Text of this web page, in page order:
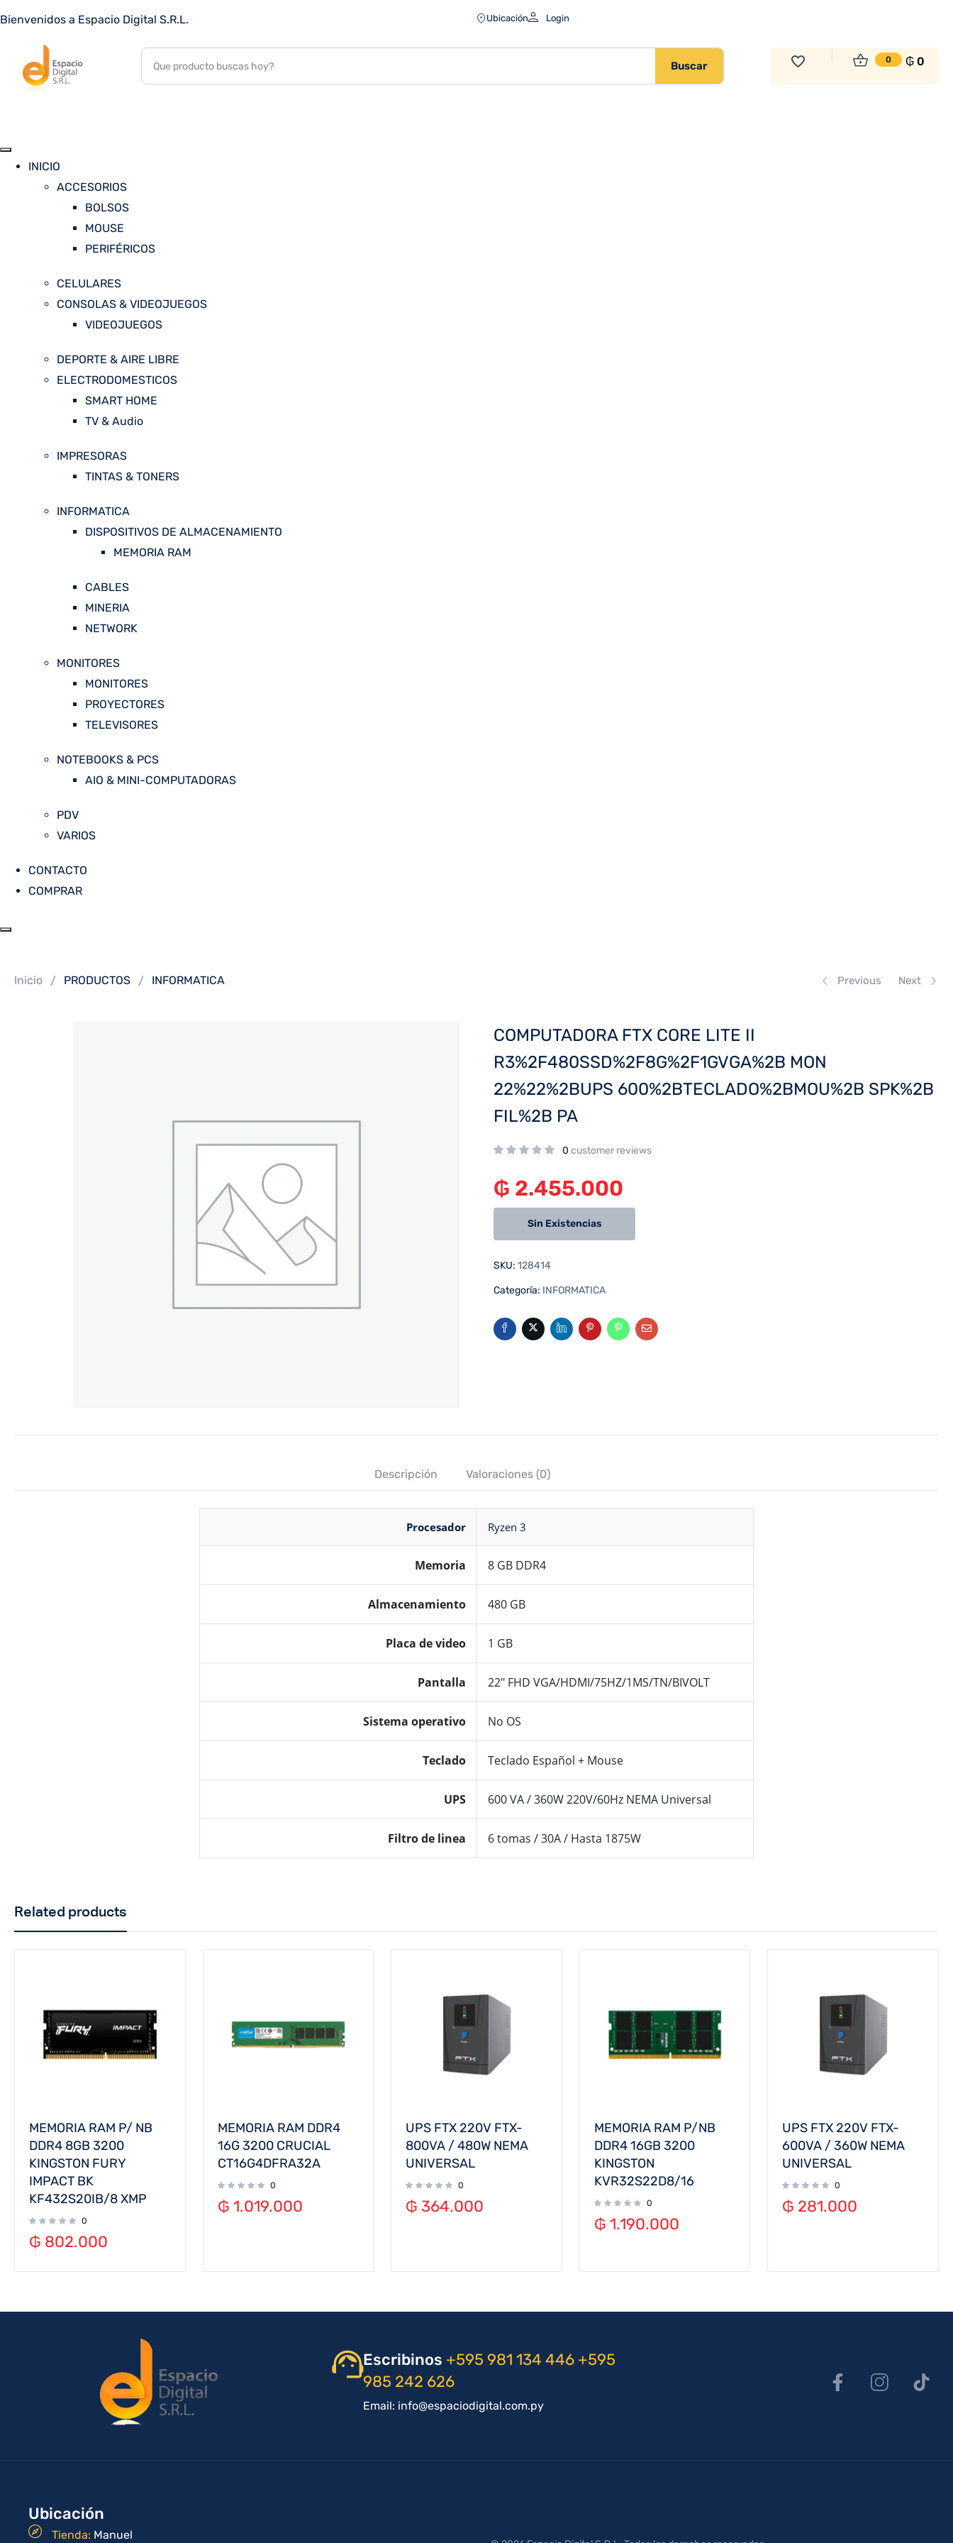
Bienvenidos a Espacio Digital S.R.L. Ubicación Login
Buscar
0 ₲0
INICIO
ACCESORIOS
BOLSOS
MOUSE
PERIFÉRICOS
CELULARES
CONSOLAS & VIDEOJUEGOS
VIDEOJUEGOS
DEPORTE & AIRE LIBRE
ELECTRODOMESTICOS
SMART HOME
TV & Audio
IMPRESORAS
TINTAS & TONERS
INFORMATICA
DISPOSITIVOS DE ALMACENAMIENTO
MEMORIA RAM
CABLES
MINERIA
NETWORK
MONITORES
MONITORES
PROYECTORES
TELEVISORES
NOTEBOOKS & PCS
AIO & MINI-COMPUTADORAS
PDV
VARIOS
CONTACTO
COMPRAR
Inicio PRODUCTOS INFORMATICA Previous Next
COMPUTADORA FTX CORE LITE II
R3%2F480SSD%2F8G%2F1GVGA%2B MON
22%22%2BUPS 600%2BTECLADO%2BMOU%2B SPK%2B
FIL%2B PA
0 customer reviews
₲ 2.455.000
Sin Existencias
SKU: 128414
Categoría: INFORMATICA
Descripción Valoraciones (0)
Procesador Ryzen 3
Memoria 8 GB DDR4
Almacenamiento 480 GB
Placa de video 1 GB
Pantalla 22″ FHD VGA/HDMI/75HZ/1MS/TN/BIVOLT
Sistema operativo No OS
Teclado Teclado Español + Mouse
UPS 600 VA / 360W 220V/60Hz NEMA Universal
Filtro de linea 6 tomas / 30A / Hasta 1875W
Related products
MEMORIA RAM P/ NB
DDR4 8GB 3200
KINGSTON FURY
IMPACT BK
KF432S20IB/8 XMP
0
₲ 802.000
MEMORIA RAM DDR4
16G 3200 CRUCIAL
CT16G4DFRA32A
0
₲ 1.019.000
UPS FTX 220V FTX-
800VA / 480W NEMA
UNIVERSAL
0
₲ 364.000
MEMORIA RAM P/NB
DDR4 16GB 3200
KINGSTON
KVR32S22D8/16
0
₲ 1.190.000
UPS FTX 220V FTX-
600VA / 360W NEMA
UNIVERSAL
0
₲ 281.000
Escribinos +595 981 134 446 +595
985 242 626
Email: info@espaciodigital.com.py
Ubicación
Tienda: Manuel